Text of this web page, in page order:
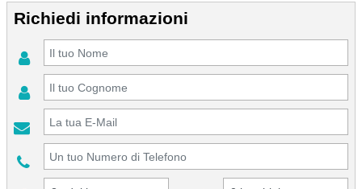
Richiedi informazioni